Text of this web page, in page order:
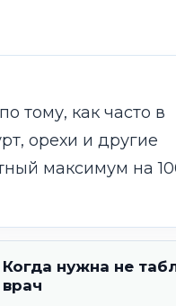
тому, как часто в
орехи и другие
максимум на
Когда нужна не
врач